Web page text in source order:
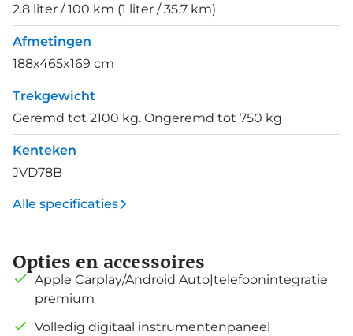
2.8 liter / 100 km (1 liter / 35.7 km)
Afmetingen
188x465x169 cm
Trekgewicht
Geremd tot 2100 kg. Ongeremd tot 750 kg
Kenteken
JVD78B
Alle specificaties
Opties en accessoires
Apple Carplay/Android Auto|telefoonintegratie
premium
Volledig digitaal instrumentenpaneel